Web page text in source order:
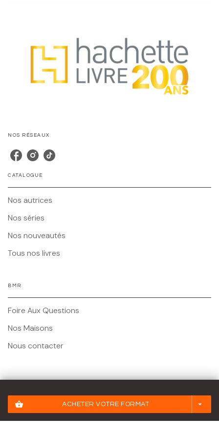
shopping_basket ACHETER VOTRE FORMAT arrow_drop_down
NOS RÉSEAUX
CATALOGUE
Nos autrices
Nos séries
Nos nouveautés
Tous nos livres
BMR
Foire Aux Questions
Nos Maisons
Nous contacter
Mentions légales
Conditions Générales d'Utilisation
Charte des Données Personnelles